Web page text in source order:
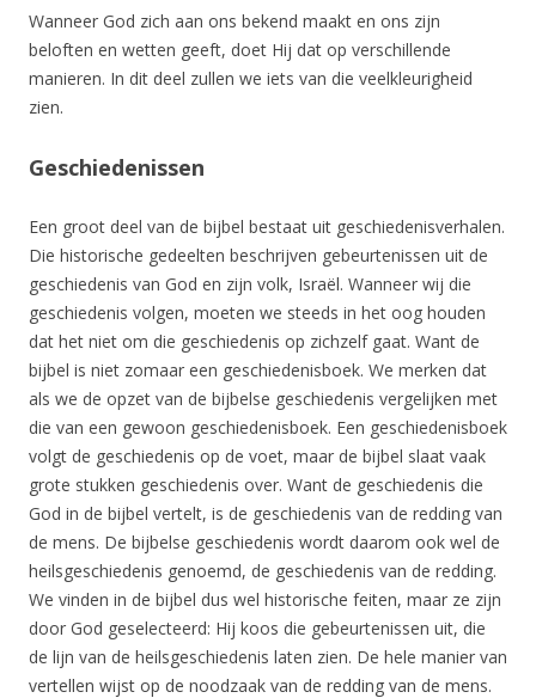
Wanneer God zich aan ons bekend maakt en ons zijn
beloften en wetten geeft, doet Hij dat op verschillende
manieren. In dit deel zullen we iets van die veelkleurigheid
zien.
Geschiedenissen
Een groot deel van de bijbel bestaat uit geschiedenisverhalen.
Die historische gedeelten beschrijven gebeurtenissen uit de
geschiedenis van God en zijn volk, Israël. Wanneer wij die
geschiedenis volgen, moeten we steeds in het oog houden
dat het niet om die geschiedenis op zichzelf gaat. Want de
bijbel is niet zomaar een geschiedenisboek. We merken dat
als we de opzet van de bijbelse geschiedenis vergelijken met
die van een gewoon geschiedenisboek. Een geschiedenisboek
volgt de geschiedenis op de voet, maar de bijbel slaat vaak
grote stukken geschiedenis over. Want de geschiedenis die
God in de bijbel vertelt, is de geschiedenis van de redding van
de mens. De bijbelse geschiedenis wordt daarom ook wel de
heilsgeschiedenis genoemd, de geschiedenis van de redding.
We vinden in de bijbel dus wel historische feiten, maar ze zijn
door God geselecteerd: Hij koos die gebeurtenissen uit, die
de lijn van de heilsgeschiedenis laten zien. De hele manier van
vertellen wijst op de noodzaak van de redding van de mens.